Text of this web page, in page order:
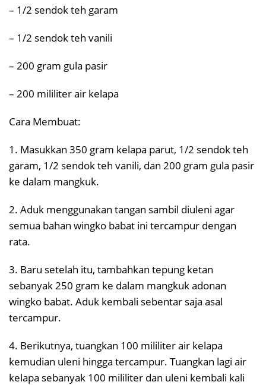
– 1/2 sendok teh garam
– 1/2 sendok teh vanili
– 200 gram gula pasir
– 200 mililiter air kelapa
Cara Membuat:
1. Masukkan 350 gram kelapa parut, 1/2 sendok teh
garam, 1/2 sendok teh vanili, dan 200 gram gula pasir
ke dalam mangkuk.
2. Aduk menggunakan tangan sambil diuleni agar
semua bahan wingko babat ini tercampur dengan
rata.
3. Baru setelah itu, tambahkan tepung ketan
sebanyak 250 gram ke dalam mangkuk adonan
wingko babat. Aduk kembali sebentar saja asal
tercampur.
4. Berikutnya, tuangkan 100 mililiter air kelapa
kemudian uleni hingga tercampur. Tuangkan lagi air
kelapa sebanyak 100 mililiter dan uleni kembali kali